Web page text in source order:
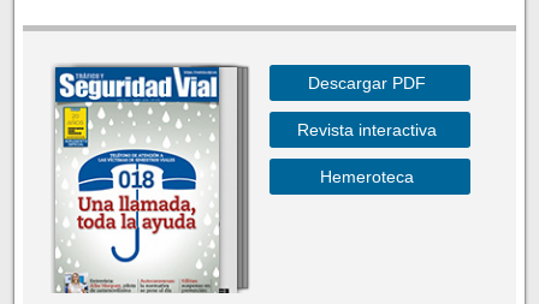
Descargar PDF
Revista interactiva
Hemeroteca